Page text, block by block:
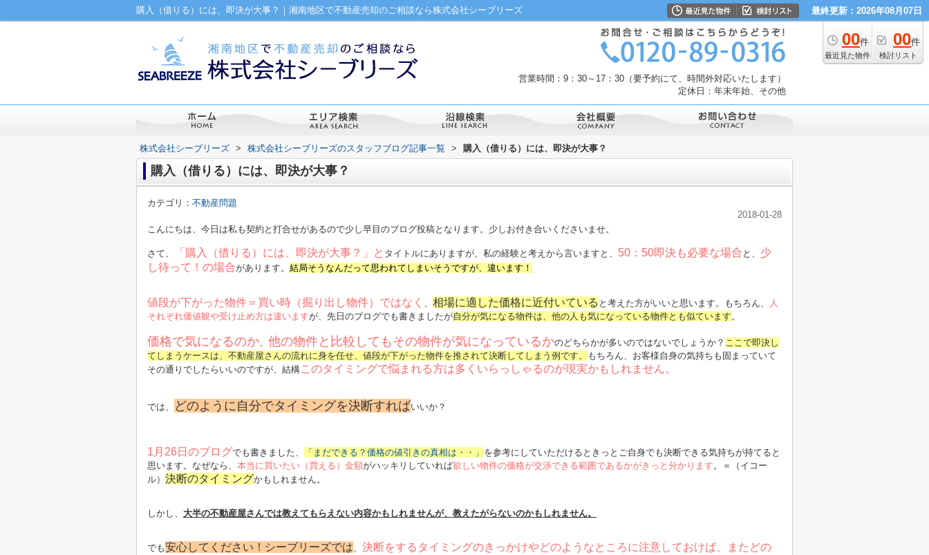
購入（借りる）には、即決が大事？｜湘南地区で不動産売却のご相談なら株式会社シーブリーズ 最終更新：2026年08月07日
00件
最近見た物件
00件
検討リスト
営業時間：9：30～17：30（要予約にて、時間外対応いたします）
定休日：年末年始、その他
株式会社シーブリーズ > 株式会社シーブリーズのスタッフブログ記事一覧 > 購入（借りる）には、即決が大事？
購入（借りる）には、即決が大事？
カテゴリ： 不動産問題
2018-01-28
こんにちは、今日は私も契約と打合せがあるので少し早目のブログ投稿となります。少しお付き合いくださいませ。
さて、 「購入（借りる）には、即決が大事？」と タイトルにありますが、私の経験と考えから言いますと、 50：50即決も必要な場合 と、 少
し待って！の場合があります。 結局そうなんだって思われてしまいそうですが、違います！
値段が下がった物件＝買い時（掘り出し物件）ではなく 、 相場に適した価格に近付いている と考えた方がいいと思います。もちろん、
人
それぞれ価値観や受け止め方は違いますが、先日のブログでも書きましたが自分が気になる物件は、他の人も気になっている物件とも似ています。
価格で気になるのか、 他の物件と比較してもその物件が気になっているかのどちらかが多いのではないでしょうか？ ここで即決し
てしまうケースは、不動産屋さんの流れに身を任せ、値段が下がった物件を推されて決断してしまう例です。
もちろん、お客様自身の気持ちも固まっていて
その通りでしたらいいのですが、結構このタイミングで悩まれる方は多くいらっしゃるのが現実かもしれません。
では、 どのように自分でタイミングを決断すればいいか？
1月26日のブログでも書きました、 「まだできる？価格の値引きの真相は・・」 を参考にしていただけるときっとご自身でも決断できる気持ちが持てると
思います。なぜなら、 本当に買いたい（買える）金額がハッキリしていれば欲しい物件の価格が交渉できる範囲であるかがきっと分かります。＝（イコー
ル） 決断のタイミングかもしれません。
しかし、 大半の不動産屋さんでは教えてもらえない内容かもしれませんが、教えたがらないのかもしれません。
でも安心してください！シーブリーズでは、 決断をするタイミングのきっかけやどのようなところに注意しておけば、またどの